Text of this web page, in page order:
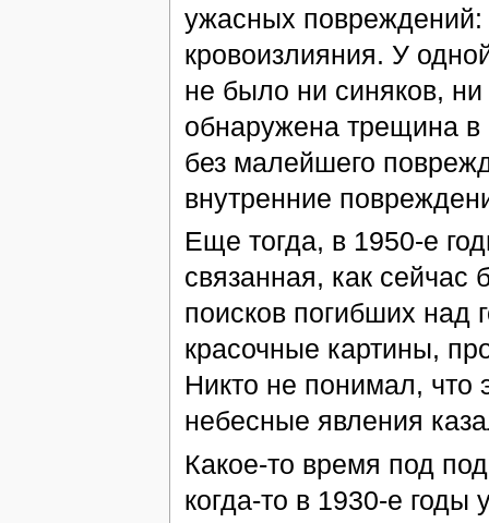
ужасных
кровоизлияния. У
не было ни синяков,
обнаружена трещина
без малейшего
внутренние
Еще тогда, в 1950-е
связанная, как сейчас
поисков погибших над
красочные картины,
Никто не понимал, что
небесные явления
Какое-то время под
когда-то в 1930-е годы